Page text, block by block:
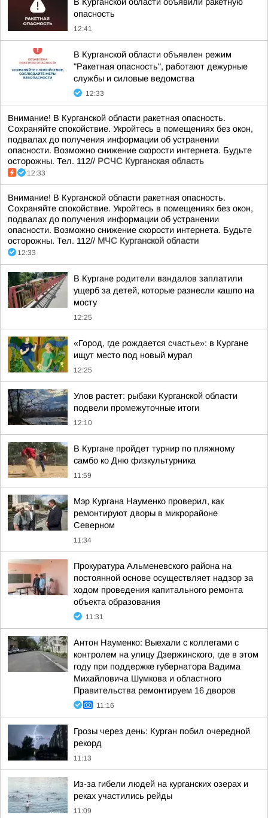
опасность
12:41
В Курганской области объявлен режим
"Ракетная опасность", работают дежурные
службы и силовые ведомства
12:33
Внимание! В Курганской области ракетная опасность.
Сохраняйте спокойствие. Укройтесь в помещениях без окон,
подвалах до получения информации об устранении
опасности. Возможно снижение скорости интернета. Будьте
осторожны. Тел. 112// РСЧС Курганская область
12:33
Внимание! В Курганской области ракетная опасность.
Сохраняйте спокойствие. Укройтесь в помещениях без окон,
подвалах до получения информации об устранении
опасности. Возможно снижение скорости интернета. Будьте
осторожны. Тел. 112// МЧС Курганской области
12:33
В Кургане родители вандалов заплатили
ущерб за детей, которые разнесли кашпо на
мосту
12:25
«Город, где рождается счастье»: в Кургане
ищут место под новый мурал
12:25
Улов растет: рыбаки Курганской области
подвели промежуточные итоги
12:10
В Кургане пройдет турнир по пляжному
самбо ко Дню физкультурника
11:59
Мэр Кургана Науменко проверил, как
ремонтируют дворы в микрорайоне
Северном
11:34
Прокуратура Альменевского района на
постоянной основе осуществляет надзор за
ходом проведения капитального ремонта
объекта образования
11:31
Антон Науменко: Выехали с коллегами с
контролем на улицу Дзержинского, где в этом
году при поддержке губернатора Вадима
Михайловича Шумкова и областного
Правительства ремонтируем 16 дворов
11:16
Грозы через день: Курган побил очередной
рекорд
11:13
Из-за гибели людей на курганских озерах и
реках участились рейды
11:09